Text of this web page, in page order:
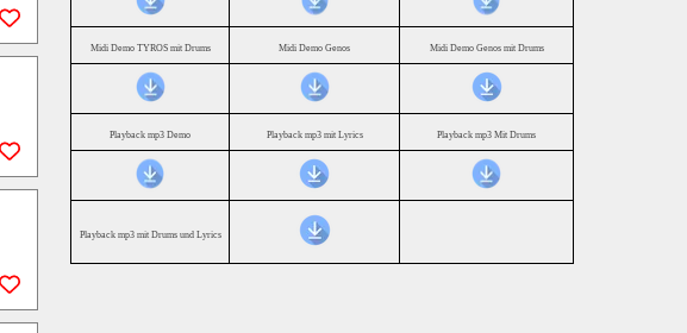
Midi Demo TYROS mit Drums Midi Demo Genos Midi Demo Genos mit Drums
Playback mp3 Demo Playback mp3 mit Lyrics Playback mp3 Mit Drums
Playback mp3 mit Drums und Lyrics